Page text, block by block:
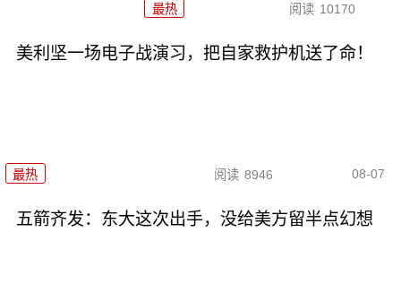
最热 阅读 10170
美利坚一场电子战演习，把自家救护机送了命！
最热 阅读 8946 08-07
五箭齐发：东大这次出手，没给美方留半点幻想